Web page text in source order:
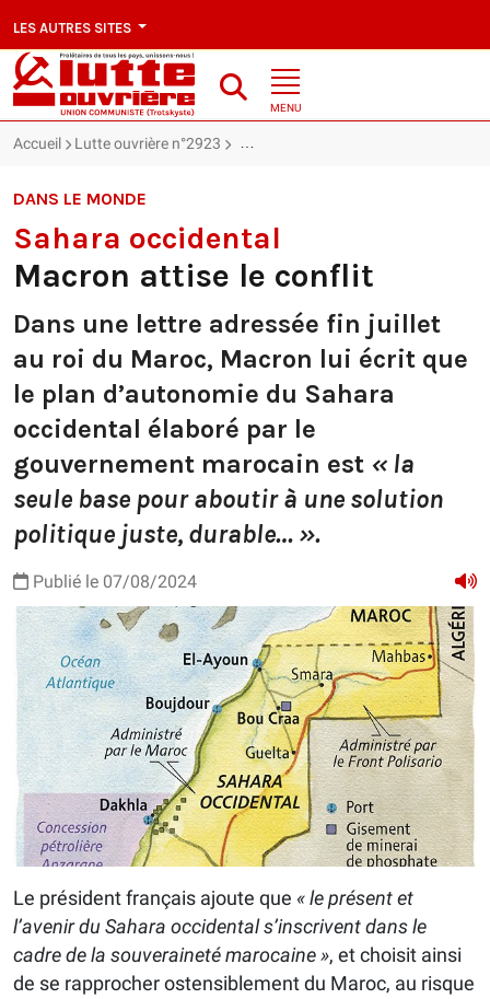
LES AUTRES SITES
MENU
Accueil Lutte ouvrière n°2923 Sahara occidental : Macron attise le
DANS LE MONDE
Sahara occidental
Macron attise le conflit
Dans une lettre adressée fin juillet
au roi du Maroc, Macron lui écrit que
le plan d’autonomie du Sahara
occidental élaboré par le
gouvernement marocain est « la
seule base pour aboutir à une solution
politique juste, durable… ».
Publié le 07/08/2024
Le président français ajoute que « le présent et
l’avenir du Sahara occidental s’inscrivent dans le
cadre de la souveraineté marocaine », et choisit ainsi
de se rapprocher ostensiblement du Maroc, au risque